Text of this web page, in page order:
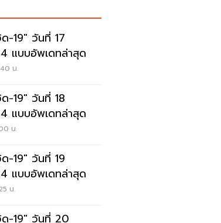
-19" วันที่ 17
แบบอัพเดทล่าสุด
น.
-19" วันที่ 18
แบบอัพเดทล่าสุด
น.
-19" วันที่ 19
แบบอัพเดทล่าสุด
น.
ด-19" วันที่ 20